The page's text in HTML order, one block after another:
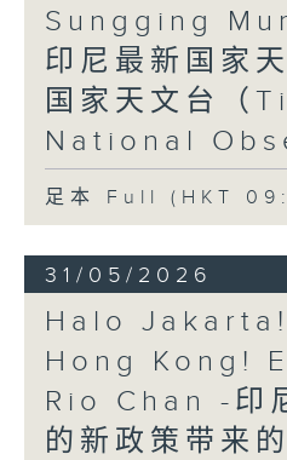
Sungging
印尼最新国家
国家天文台（
National
足本 Full (HKT
31/05/2026
Halo
Hong Kong!
Rio Chan -印
的新政策带来